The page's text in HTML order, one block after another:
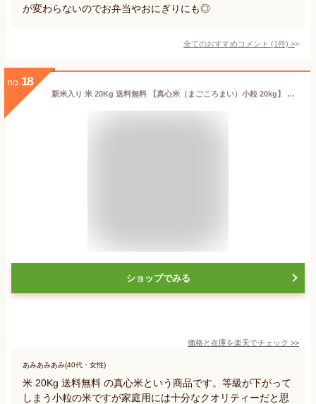
が変わらないのでお弁当やおにぎりにも◎
全てのおすすめコメント (1件) >
no. 18
新米入り 米 20Kg 送料無料 【真心米（まごころまい）小粒 20kg】 訳あり ブレンド米 お米 白米 こめ コメ 安い 業務用 《北海道・九州・沖縄・離島は送料無料ライン対象外》
ショップでみる
価格と在庫を楽天でチェック >>
あみあみあみ(40代・女性)
米 20Kg 送料無料 の真心米という商品です。等級が下がって
しまう小粒の米ですが家庭用には十分なクオリティーだと思